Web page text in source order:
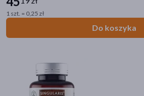
1 szt. = 0,25 zł
Do koszyka
Singularis Chlorella
Pureo Health Life Balance(1)